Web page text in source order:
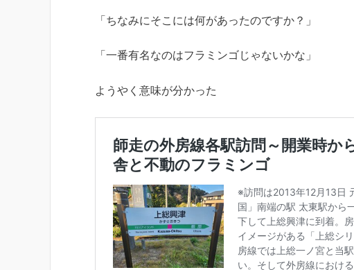
「ちなみにそこには何があったのですか？」
「一番有名なのはフラミンゴじゃないかな」
ようやく意味が分かった